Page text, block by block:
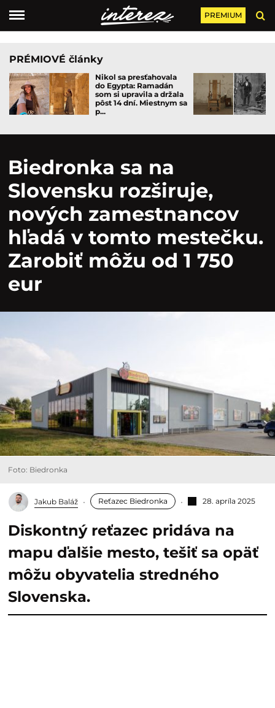
PREMIUM
PRÉMIOVÉ články
Nikol sa presťahovala
do Egypta: Ramadán
som si upravila a držala
pôst 14 dní. Miestnym sa
p...
Biedronka sa na
Slovensku rozširuje,
nových zamestnancov
hľadá v tomto mestečku.
Zarobiť môžu od 1 750
eur
Foto: Biedronka
Jakub Baláž Reťazec Biedronka 28. apríla 2025
Diskontný reťazec pridáva na
mapu ďalšie mesto, tešiť sa opäť
môžu obyvatelia stredného
Slovenska.